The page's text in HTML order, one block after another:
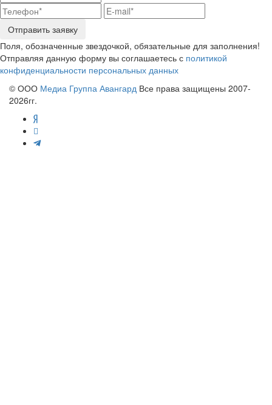
Отправить заявку
Поля, обозначенные звездочкой, обязательные для заполнения!
Отправляя данную форму вы соглашаетесь с политикой
конфиденциальности персональных данных
© ООО Медиа Группа Авангард Все права защищены 2007-
2026гг.